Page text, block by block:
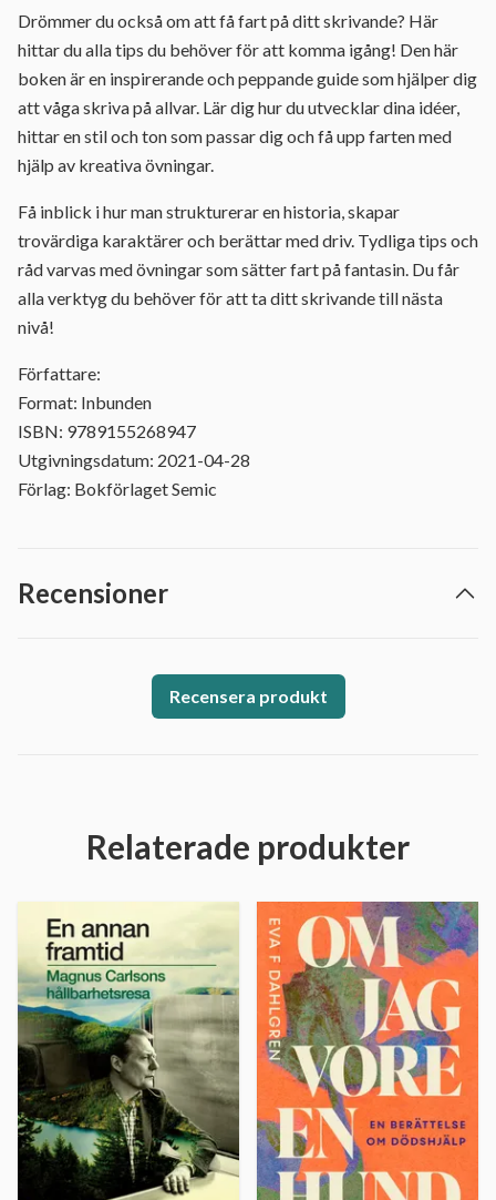
Drömmer du också om att få fart på ditt skrivande? Här
hittar du alla tips du behöver för att komma igång! Den här
boken är en inspirerande och peppande guide som hjälper dig
att våga skriva på allvar. Lär dig hur du utvecklar dina idéer,
hittar en stil och ton som passar dig och få upp farten med
hjälp av kreativa övningar.
Få inblick i hur man strukturerar en historia, skapar
trovärdiga karaktärer och berättar med driv. Tydliga tips och
råd varvas med övningar som sätter fart på fantasin. Du får
alla verktyg du behöver för att ta ditt skrivande till nästa
nivå!
Författare:
Format: Inbunden
ISBN: 9789155268947
Utgivningsdatum: 2021-04-28
Förlag: Bokförlaget Semic
Recensioner
Recensera produkt
Relaterade produkter